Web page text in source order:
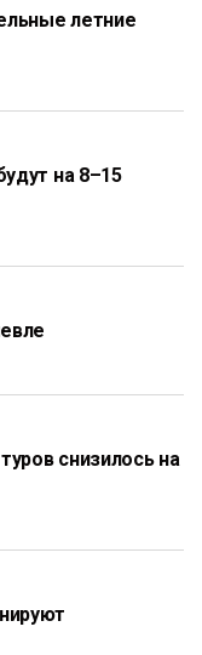
летние
на 8–15
снизилось на